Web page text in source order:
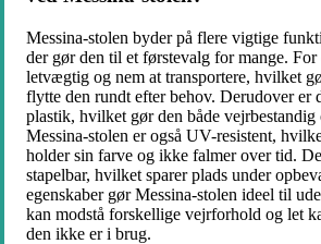
Messina-stolen byder på flere vigtige
der gør den til et førstevalg for mange. For
letvægtig og nem at transportere, hvilket
flytte den rundt efter behov. Derudover er
plastik, hvilket gør den både vejrbestandig
Messina-stolen er også UV-resistent,
holder sin farve og ikke falmer over tid.
stapelbar, hvilket sparer plads under
egenskaber gør Messina-stolen ideel til
kan modstå forskellige vejrforhold og let
den ikke er i brug.